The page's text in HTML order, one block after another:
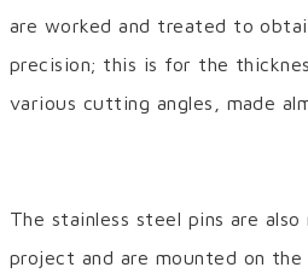
are worked and treated to
precision; this is for the
various cutting angles, made
The stainless steel pins are also
project and are mounted on